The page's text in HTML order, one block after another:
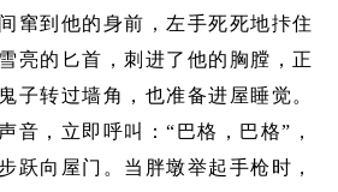
窜到他的身前，左手死死地拤住
亮的匕首，刺进了他的胸膛，正
子转过墙角，也准备进屋睡觉。
音，立即呼叫：“巴格，巴格”，
跃向屋门。当胖墩举起手枪时，